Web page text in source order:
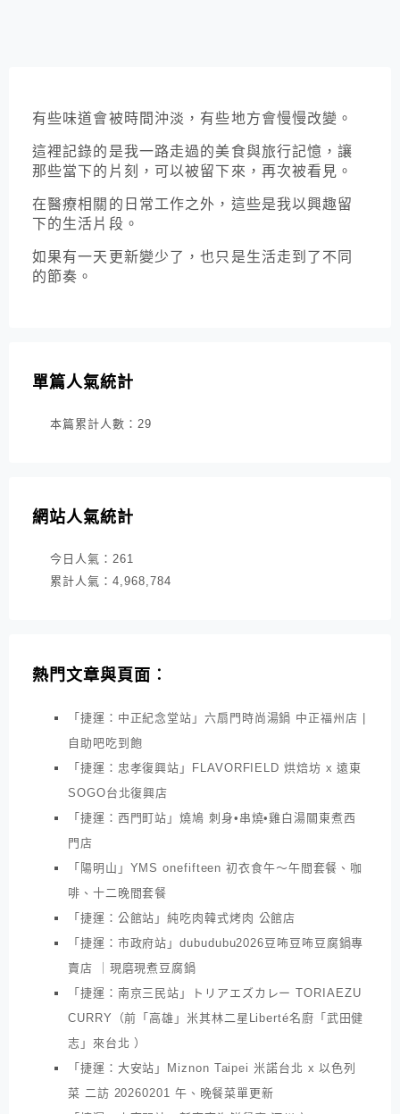
有些味道會被時間沖淡，有些地方會慢慢改變。
這裡記錄的是我一路走過的美食與旅行記憶，讓
那些當下的片刻，可以被留下來，再次被看見。
在醫療相關的日常工作之外，這些是我以興趣留
下的生活片段。
如果有一天更新變少了，也只是生活走到了不同
的節奏。
單篇人氣統計
本篇累計人數： 29
網站人氣統計
今日人氣： 261
累計人氣： 4,968,784
熱門文章與頁面︰
「捷運：中正紀念堂站」六扇門時尚湯鍋 中正福州店 |
自助吧吃到飽
「捷運：忠孝復興站」FLAVORFIELD 烘焙坊 x 遠東
SOGO台北復興店
「捷運：西門町站」燒鳩 刺身•串燒•雞白湯關東煮西
門店
「陽明山」YMS onefifteen 初衣食午～午間套餐、咖
啡、十二晚間套餐
「捷運：公館站」純吃肉韓式烤肉 公館店
「捷運：市政府站」dubudubu2026豆咘豆咘豆腐鍋專
賣店 ｜現磨現煮豆腐鍋
「捷運：南京三民站」トリアエズカレー TORIAEZU
CURRY（前「高雄」米其林二星Liberté名廚「武田健
志」來台北 ）
「捷運：大安站」Miznon Taipei 米諾台北 x 以色列
菜 二訪 20260201 午、晚餐菜單更新